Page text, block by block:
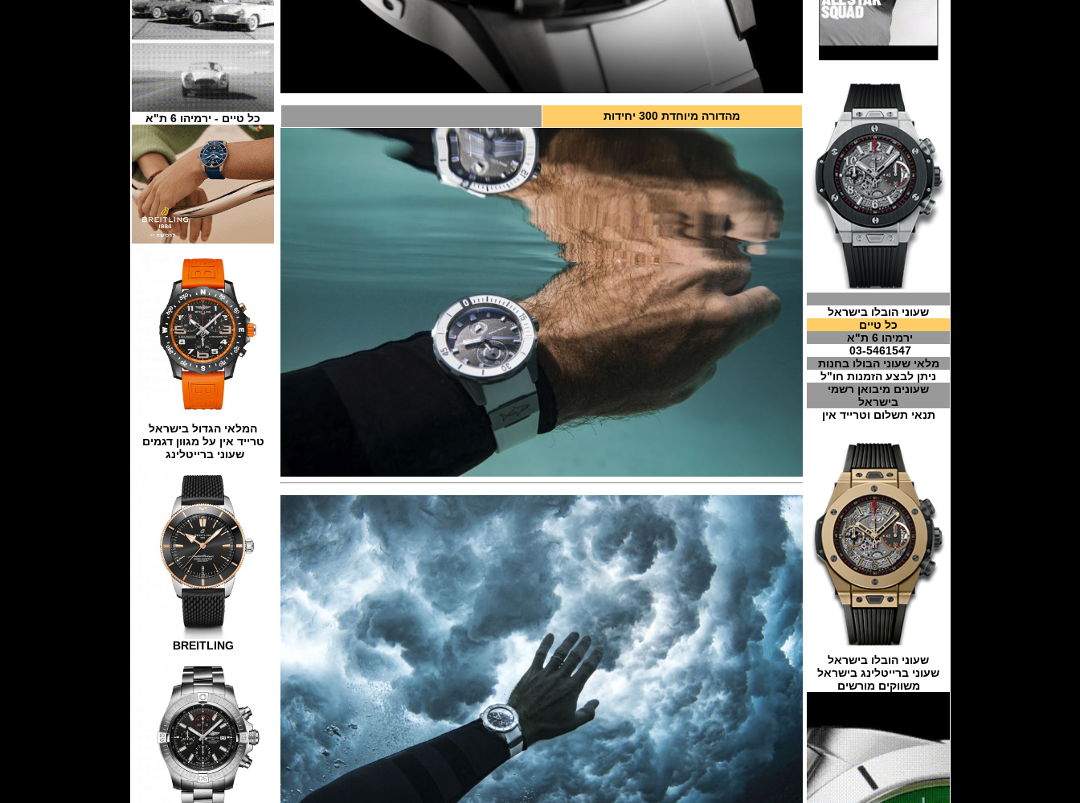
שעוני הובלו בישראל
כל טיים
ירמיהו 6 ת"א
03-5461547
מלאי שעוני הבולו בחנות
ניתן לבצע הזמנות חו"ל
שעונים מיבואן רשמי
בישראל
תנאי תשלום וטרייד אין
שעוני הובלו בישראל
שעוני ברייטלינג בישראל
משווקים מורשים
מהדורה מיוחדת 300 יחידות כל טיים - ירמיהו 6 ת"א
המלאי הגדול בישראל
טרייד אין על מגוון דגמים
שעוני ברייטלינג
BREITLING